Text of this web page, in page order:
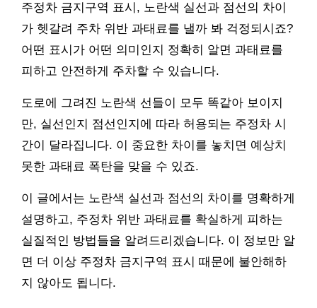
주정차 금지구역 표시, 노란색 실선과 점선의 차이
가 헷갈려 주차 위반 과태료를 낼까 봐 걱정되시죠?
어떤 표시가 어떤 의미인지 정확히 알면 과태료를
피하고 안전하게 주차할 수 있습니다.
도로에 그려진 노란색 선들이 모두 똑같아 보이지
만, 실선인지 점선인지에 따라 허용되는 주정차 시
간이 달라집니다. 이 중요한 차이를 놓치면 예상치
못한 과태료 폭탄을 맞을 수 있죠.
이 글에서는 노란색 실선과 점선의 차이를 명확하게
설명하고, 주정차 위반 과태료를 확실하게 피하는
실질적인 방법들을 알려드리겠습니다. 이 정보만 알
면 더 이상 주정차 금지구역 표시 때문에 불안해하
지 않아도 됩니다.